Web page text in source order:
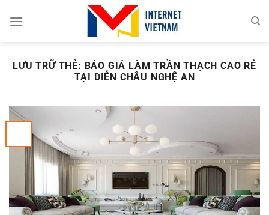
đến
LƯU TRỮ THẺ: BÁO GIÁ LÀM TRẦN THẠCH CAO RẺ
TẠI DIỄN CHÂU NGHỆ AN